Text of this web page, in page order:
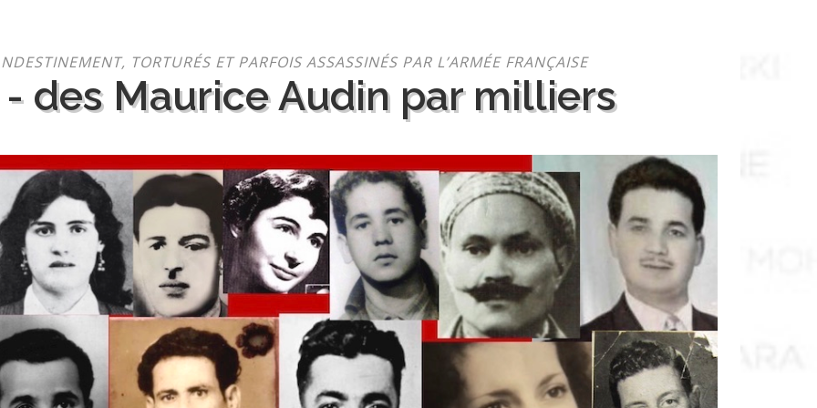
TORTURÉS ET PARFOIS ASSASSINÉS PAR L’ARMÉE FRANÇAISE
des Maurice Audin par milliers